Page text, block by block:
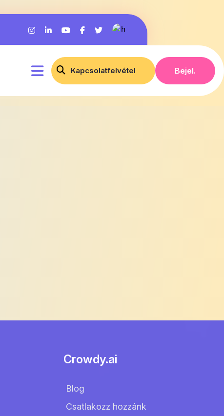
Kapcsolatfelvétel Bejel.
Crowdy.ai
Blog
Csatlakozz hozzánk